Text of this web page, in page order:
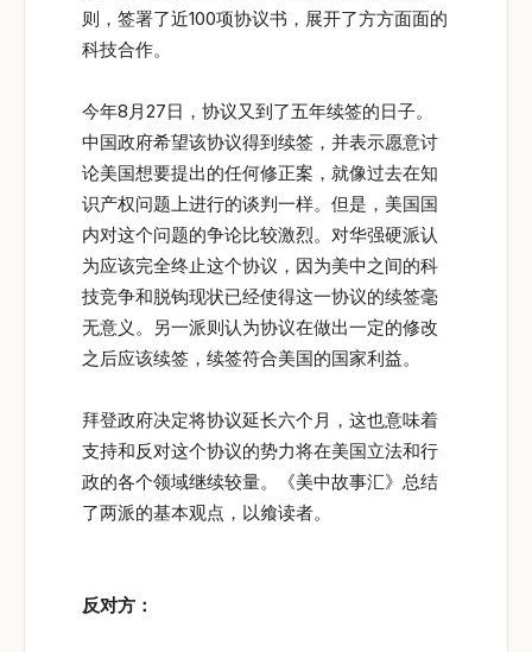
则，签署了近100项协议书，展开了方方面面的
科技合作。
今年8月27日，协议又到了五年续签的日子。
中国政府希望该协议得到续签，并表示愿意讨
论美国想要提出的任何修正案，就像过去在知
识产权问题上进行的谈判一样。但是，美国国
内对这个问题的争论比较激烈。对华强硬派认
为应该完全终止这个协议，因为美中之间的科
技竞争和脱钩现状已经使得这一协议的续签毫
无意义。另一派则认为协议在做出一定的修改
之后应该续签，续签符合美国的国家利益。
拜登政府决定将协议延长六个月，这也意味着
支持和反对这个协议的势力将在美国立法和行
政的各个领域继续较量。《美中故事汇》总结
了两派的基本观点，以飨读者。
反对方：